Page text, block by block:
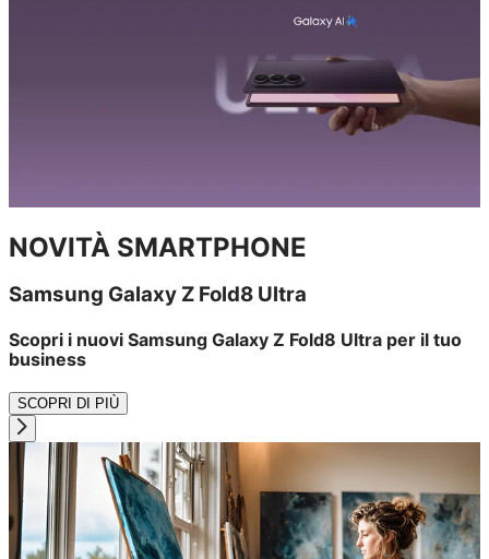
NOVITÀ SMARTPHONE
Samsung Galaxy Z Fold8 Ultra
Scopri i nuovi Samsung Galaxy Z Fold8 Ultra per il tuo
business
SCOPRI DI PIÙ